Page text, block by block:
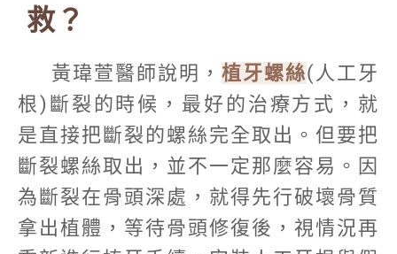
救？
黃瑋萱醫師說明， 植牙螺絲(人工牙
根)斷裂的時候，最好的治療方式，就
是直接把斷裂的螺絲完全取出。但要把
斷裂螺絲取出，並不一定那麼容易。因
為斷裂在骨頭深處，就得先行破壞骨質
拿出植體，等待骨頭修復後，視情況再